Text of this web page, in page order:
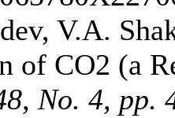
V.A.
of CO2 (a
No. 4, pp.